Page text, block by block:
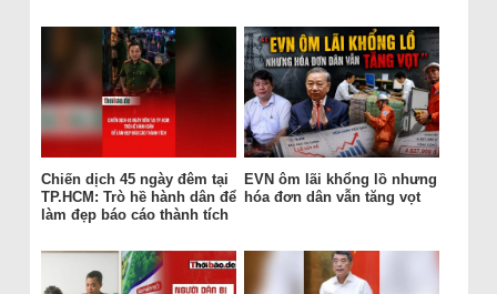
Chiến dịch 45 ngày đêm tại
TP.HCM: Trò hề hành dân để
làm đẹp báo cáo thành tích
EVN ôm lãi khổng lồ nhưng
hóa đơn dân vẫn tăng vọt